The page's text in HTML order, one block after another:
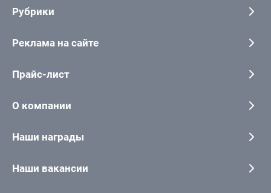
Рубрики
Реклама на сайте
Прайс-лист
О компании
Наши награды
Наши вакансии